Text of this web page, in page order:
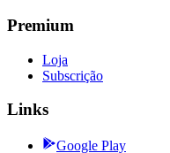
Premium
Loja
Subscrição
Links
Google Play